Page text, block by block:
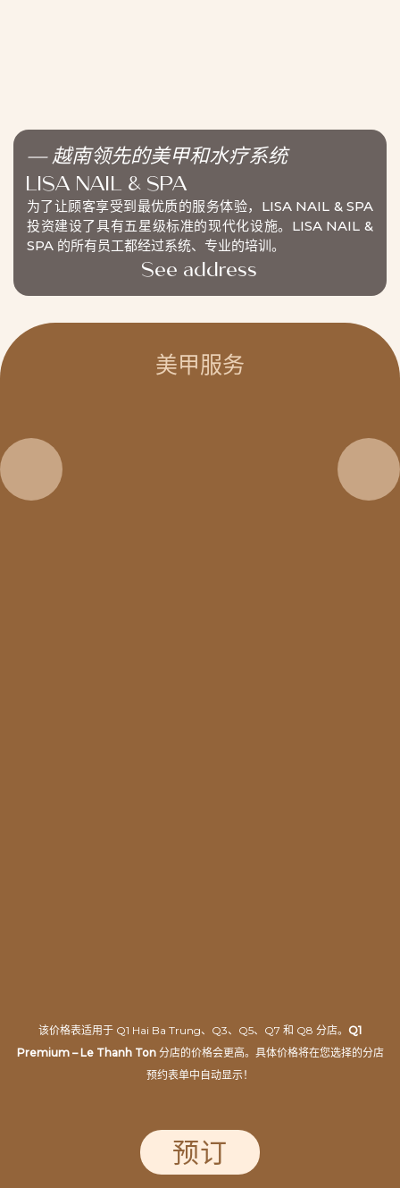
— 越南领先的美甲和水疗系统
LISA NAIL & SPA
为了让顾客享受到最优质的服务体验，LISA NAIL & SPA
投资建设了具有五星级标准的现代化设施。LISA NAIL &
SPA 的所有员工都经过系统、专业的培训。
See address
美甲服务
该价格表适用于 Q1 Hai Ba Trung、Q3、Q5、Q7 和 Q8 分店。 Q1
Premium – Le Thanh Ton分店的价格会更高。 具体价格将在您选择的分店
预约表单中自动显示！
预订